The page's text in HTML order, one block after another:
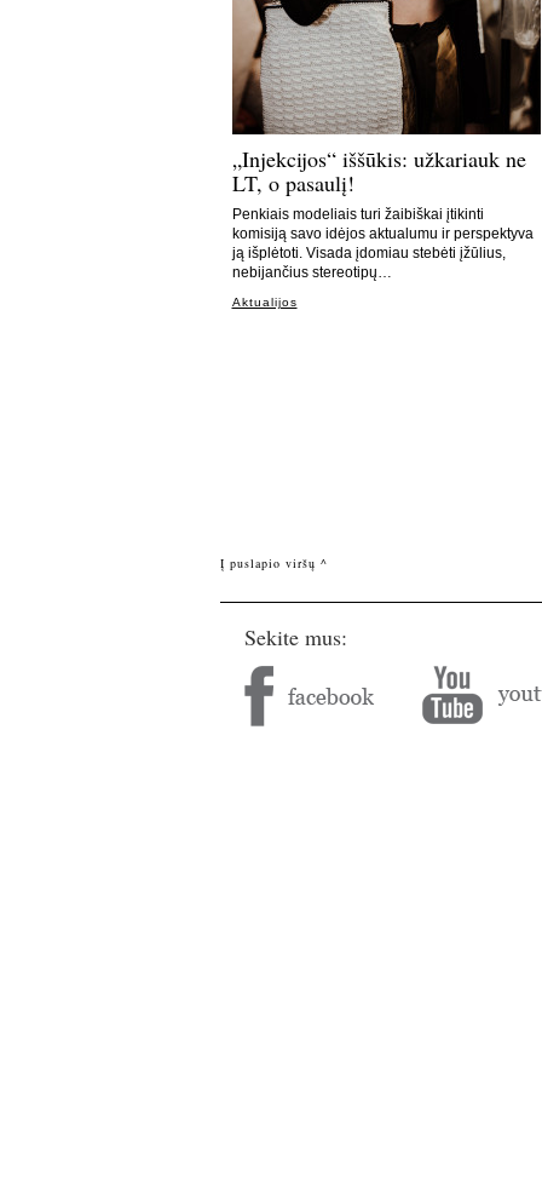
„Injekcijos“ iššūkis: užkariauk ne
LT, o pasaulį!
Penkiais modeliais turi žaibiškai įtikinti
komisiją savo idėjos aktualumu ir perspektyva
ją išplėtoti. Visada įdomiau stebėti įžūlius,
nebijančius stereotipų…
Aktualijos
Į puslapio viršų ^
Sekite mus: